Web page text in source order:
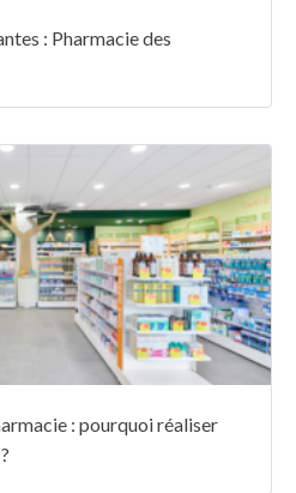
: Pharmacie des
: pourquoi réaliser